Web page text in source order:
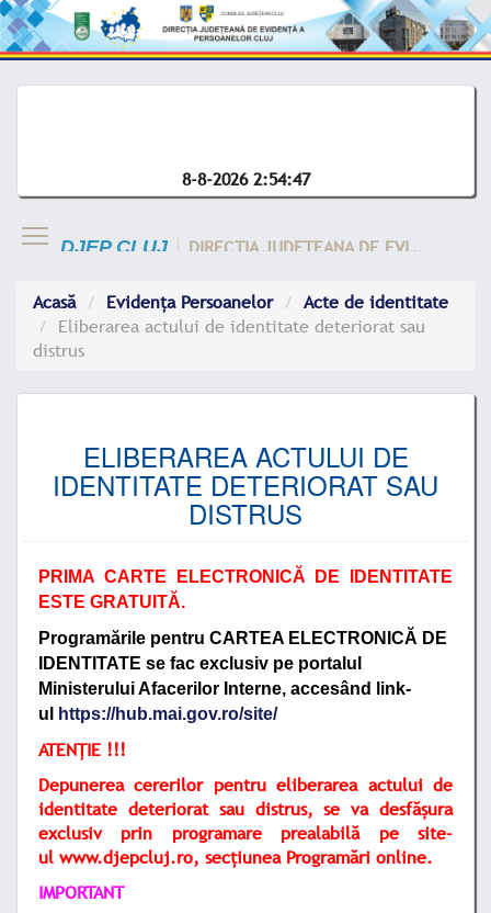
8-8-2026 2:54:47
DJEP CLUJ DIRECTIA JUDETEANA DE EVIDENTA A CLUJ
Acasă Evidența Persoanelor
Acte de identitate
Eliberarea actului de identitate deteriorat sau
distrus
ELIBERAREA ACTULUI DE
IDENTITATE DETERIORAT SAU
DISTRUS
PRIMA CARTE ELECTRONICĂ DE IDENTITATE
ESTE GRATUITĂ.
Programările pentru CARTEA ELECTRONICĂ DE
IDENTITATE se fac exclusiv pe portalul
Ministerului Afacerilor Interne, accesând link-
ul
https://hub.mai.gov.ro/site/
ATENȚIE !!!
Depunerea cererilor pentru eliberarea actului de
identitate deteriorat sau distrus, se va desfășura
exclusiv prin programare prealabilă pe site-
ul www.djepcluj.ro, secțiunea Programări online.
IMPORTANT